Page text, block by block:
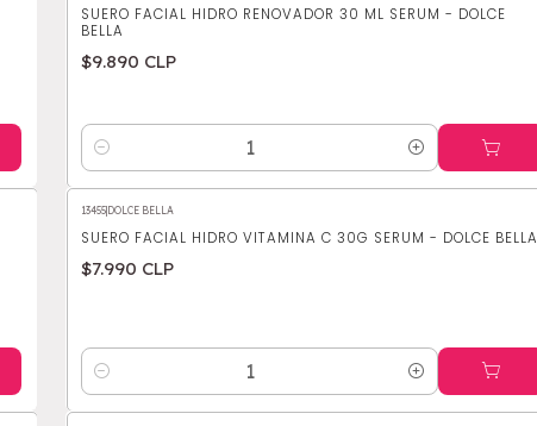
SUERO FACIAL HIDRO RENOVADOR 30 ML SERUM - DOLCE
BELLA
$9.890 CLP
Cantidad
13455| DOLCE BELLA
SUERO FACIAL HIDRO VITAMINA C 30G SERUM - DOLCE BELLA
$7.990 CLP
Cantidad